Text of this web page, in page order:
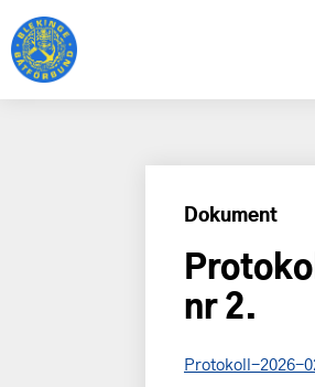
Dokument
nr 2.
Protokoll-2026-